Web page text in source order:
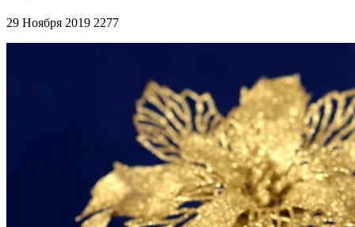
29 Ноября 2019 2277